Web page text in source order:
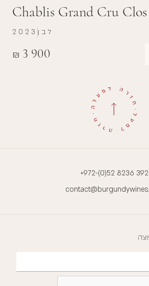
Chablis Grand Cru Clos
₪ 3 900
2023 לבן
+972-(0)52 8236 392